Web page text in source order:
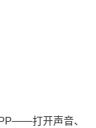
打开声音、